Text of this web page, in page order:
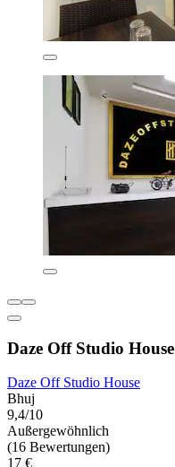
Daze Off Studio House
Daze Off Studio House
Bhuj
9,4/10
Außergewöhnlich
(16 Bewertungen)
17 €